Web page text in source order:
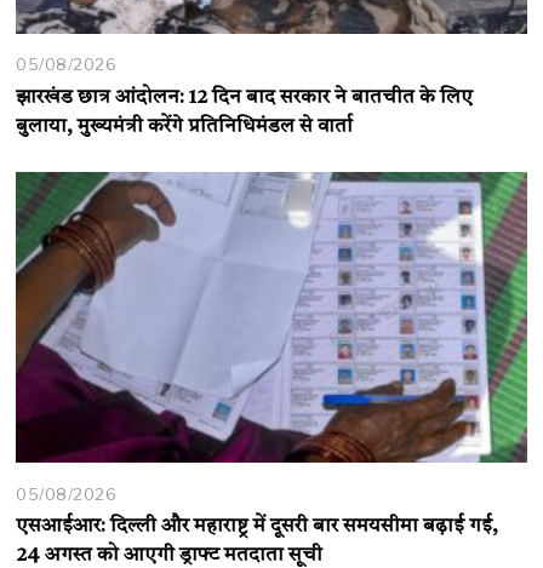
05/08/2026
झारखंड छात्र आंदोलन: 12 दिन बाद सरकार ने बातचीत के लिए
बुलाया, मुख्यमंत्री करेंगे प्रतिनिधिमंडल से वार्ता
05/08/2026
एसआईआर: दिल्ली और महाराष्ट्र में दूसरी बार समयसीमा बढ़ाई गई,
24 अगस्त को आएगी ड्राफ्ट मतदाता सूची